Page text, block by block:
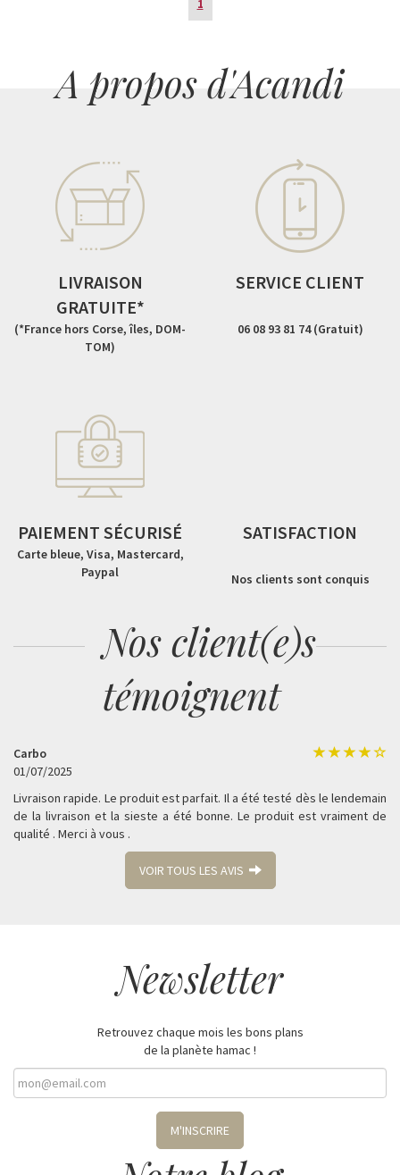
A propos d'Acandi
GRATUITE*
(*France hors Corse, îles, DOM-
TOM)
PAIEMENT SÉCURISÉ
Carte bleue, Visa, Mastercard,
Paypal
SATISFACTION
Nos clients sont conquis
Nos client(e)s
témoignent
VOIR TOUS LES AVIS
Newsletter
Retrouvez chaque mois les bons plans
de la planète hamac !